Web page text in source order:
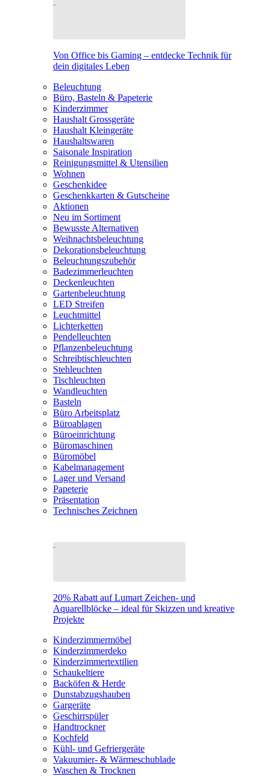
Von Office bis Gaming – entdecke Technik für
dein digitales Leben
Beleuchtung
Büro, Basteln & Papeterie
Kinderzimmer
Haushalt Grossgeräte
Haushalt Kleingeräte
Haushaltswaren
Saisonale Inspiration
Reinigungsmittel & Utensilien
Wohnen
Geschenkidee
Geschenkkarten & Gutscheine
Aktionen
Neu im Sortiment
Bewusste Alternativen
Weihnachtsbeleuchtung
Dekorationsbeleuchtung
Beleuchtungszubehör
Badezimmerleuchten
Deckenleuchten
Gartenbeleuchtung
LED Streifen
Leuchtmittel
Lichterketten
Pendelleuchten
Pflanzenbeleuchtung
Schreibtischleuchten
Stehleuchten
Tischleuchten
Wandleuchten
Basteln
Büro Arbeitsplatz
Büroablagen
Büroeinrichtung
Büromaschinen
Büromöbel
Kabelmanagement
Lager und Versand
Papeterie
Präsentation
Technisches Zeichnen
20% Rabatt auf Lumart Zeichen- und
Aquarellblöcke – ideal für Skizzen und kreative
Projekte
Kinderzimmermöbel
Kinderzimmerdeko
Kinderzimmertextilien
Schaukeltiere
Backöfen & Herde
Dunstabzugshauben
Gargeräte
Geschirrspüler
Handtrockner
Kochfeld
Kühl- und Gefriergeräte
Vakuumier- & Wärmeschublade
Waschen & Trocknen